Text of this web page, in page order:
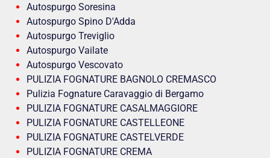
Autospurgo Soresina
Autospurgo Spino D'Adda
Autospurgo Treviglio
Autospurgo Vailate
Autospurgo Vescovato
PULIZIA FOGNATURE BAGNOLO CREMASCO
Pulizia Fognature Caravaggio di Bergamo
PULIZIA FOGNATURE CASALMAGGIORE
PULIZIA FOGNATURE CASTELLEONE
PULIZIA FOGNATURE CASTELVERDE
PULIZIA FOGNATURE CREMA